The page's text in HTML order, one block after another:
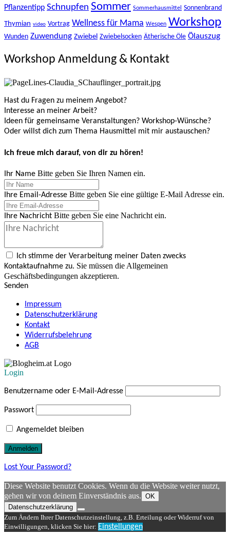
Pflanzentipp Schnupfen Sommer Sommerhausmittel Sonnenbrand
Thymian video Vortrag Wellness für Mama Wespen Workshop
Wunden Zuwendung Zwiebel Zwiebelsocken Ätherische Öle Ölauszug
Workshop Anmeldung & Kontakt
Hast du Fragen zu meinem Angebot?
Interesse an meiner Arbeit?
Ideen für gemeinsame Veranstaltungen? Workshop-Wünsche?
Oder willst dich zum Thema Hausmittel mit mir austauschen?
Ich freue mich darauf, von dir zu hören!
Ihr Name Bitte geben Sie Ihren Namen ein.
Ihre Email-Adresse Bitte geben Sie eine gültige E-Mail Adresse ein.
Ihre Nachricht Bitte geben Sie eine Nachricht ein.
Ich stimme der Verarbeitung meiner Daten zwecks
Kontaktaufnahme zu. Sie müssen die Allgemeinen
Geschäftsbedingungen akzeptieren.
Senden
Impressum
Datenschutzerklärung
Kontakt
Widerrufsbelehrung
AGB
Login
Benutzername oder E-Mail-Adresse
Passwort
Angemeldet bleiben
Lost Your Password?
Diese Website benutzt Cookies. Wenn du die Website weiter nutzt,
gehen wir von deinem Einverständnis aus. OK
Datenschutzerklärung
Zum Ändern Ihrer Datenschutzeinstellung, z.B. Erteilung oder Widerruf von
Einwilligungen, klicken Sie hier: Einstellungen